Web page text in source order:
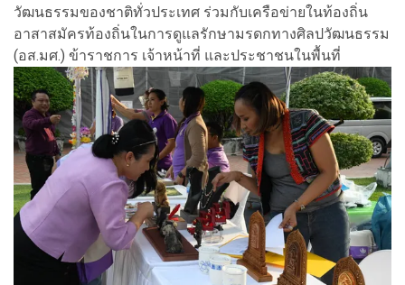
วัฒนธรรมของชาติทั่วประเทศ ร่วมกับเครือข่ายในท้องถิ่น
อาสาสมัครท้องถิ่นในการดูแลรักษามรดกทางศิลปวัฒนธรรม
(อส.มศ.) ข้าราชการ เจ้าหน้าที่ และประชาชนในพื้นที่